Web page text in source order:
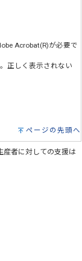
Acrobat(R)が必要で
正しく表示されない
ページの先頭へ
者に対しての支援は